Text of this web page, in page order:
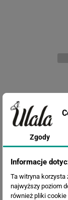
Zgody
Informacje
Ta witryna korzysta
najwyższy poziom
również pliki cookie